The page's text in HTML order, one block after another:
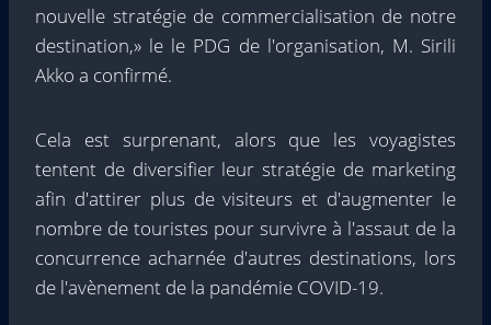
nouvelle stratégie de commercialisation de notre
destination,» le le PDG de l'organisation, M. Sirili
Akko a confirmé.
Cela est surprenant, alors que les voyagistes
tentent de diversifier leur stratégie de marketing
afin d'attirer plus de visiteurs et d'augmenter le
nombre de touristes pour survivre à l'assaut de la
concurrence acharnée d'autres destinations, lors
de l'avènement de la pandémie COVID-19.